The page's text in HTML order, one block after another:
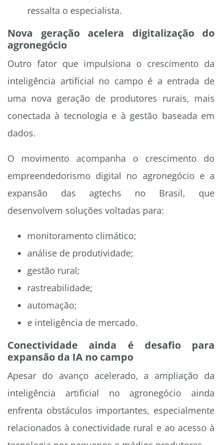
ressalta o especialista.
Nova geração acelera digitalização do
agronegócio
Outro fator que impulsiona o crescimento da
inteligência artificial no campo é a entrada de
uma nova geração de produtores rurais, mais
conectada à tecnologia e à gestão baseada em
dados.
O movimento acompanha o crescimento do
empreendedorismo digital no agronegócio e a
expansão das agtechs no Brasil, que
desenvolvem soluções voltadas para:
monitoramento climático;
análise de produtividade;
gestão rural;
rastreabilidade;
automação;
e inteligência de mercado.
Conectividade ainda é desafio para
expansão da IA no campo
Apesar do avanço acelerado, a ampliação da
inteligência artificial no agronegócio ainda
enfrenta obstáculos importantes, especialmente
relacionados à conectividade rural e ao acesso à